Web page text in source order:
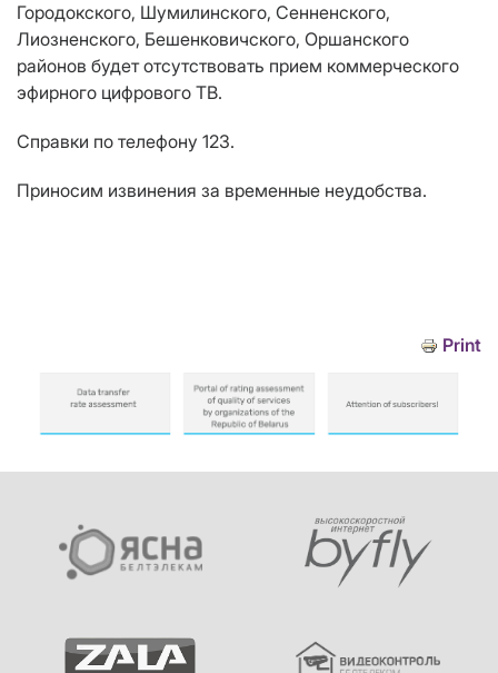
Городокского, Шумилинского, Сенненского,
Лиозненского, Бешенковичского, Оршанского
районов будет отсутствовать прием коммерческого
эфирного цифрового ТВ.
Справки по телефону 123.
Приносим извинения за временные неудобства.
Print